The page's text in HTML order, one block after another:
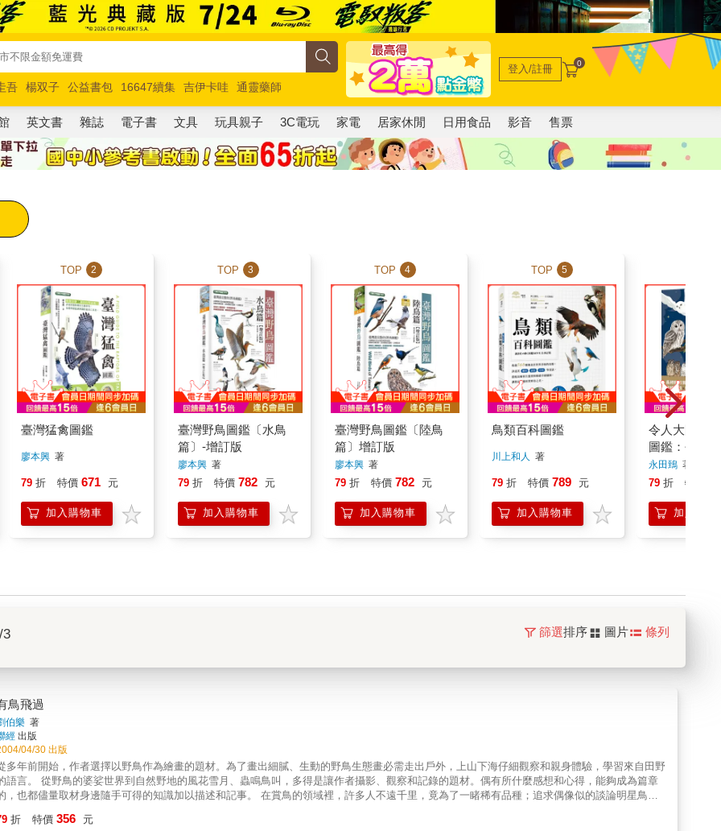
吾 楊双子 公益書包 16647續集 吉伊卡哇
通靈藥師
路邊攤新作
馬斯克 玩具總動員5 超慢跑
登入/註冊 0
英文書 雜誌 電子書 文具 玩具親子 3C電玩 家電 居家休閒 日用食品 影音 售票
TOP 2
臺灣猛禽圖鑑
廖本興著
79 折 特價 671 元
加入購物車
TOP 3
臺灣野鳥圖鑑〔水鳥
篇〕-增訂版
廖本興著
79 折 特價 782 元
加入購物車
TOP 4
臺灣野鳥圖鑑〔陸鳥
篇〕增訂版
廖本興著
79 折 特價 782 元
加入購物車
TOP 5
鳥類百科圖鑑
川上和人 著
79 折 特價 789 元
加入購物車
令人大開眼
圖鑑：長相
個性！謎樣
生態x反差萌
永田鵄著
79 折 特價
加入購物
3 篩選排序 圖片 條列
鳥飛過
伯樂 著
經 出版
04/30 出版
多年前開始，作者選擇以野鳥作為繪畫的題材。為了畫出細膩、生動的野鳥生態畫必需走出戶外，上山下海仔細觀察和親身體驗，學習來自田野
語言。 從野鳥的婆娑世界到自然野地的風花雪月、蟲鳴鳥叫，多得是讓作者攝影、觀察和記錄的題材。偶有所什麼感想和心得，能夠成為篇章
，也都儘量取材身邊隨手可得的知識加以描述和記事。 在賞鳥的領域裡，許多人不遠千里，竟為了一睹稀有品種；追求偶像似的談論明星鳥
地球上歷經演化的優良物種。 同樣也面臨優勝劣敗、生存考驗的人類，對於任何奢言保育與復育，干擾與侵害的討論，實在無從置喙一詞。
折 特價 356 元